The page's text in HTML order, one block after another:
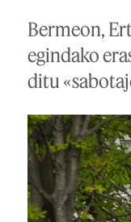
Bermeon,
egindako
ditu